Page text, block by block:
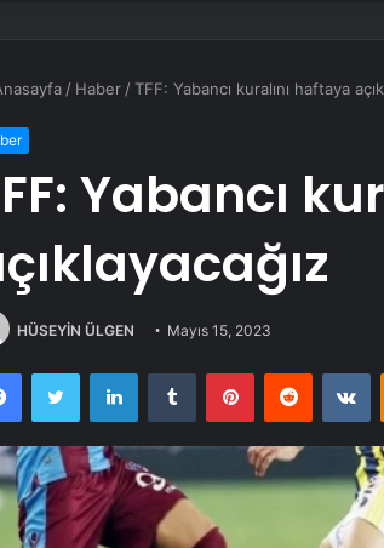
/ Haber /TFF: Yabancı kuralını haftaya
Yabancı
HÜSEYİN ÜLGEN Mayıs 15, 2023
FacebookTwitter LinkedInTumblr PinterestReddit